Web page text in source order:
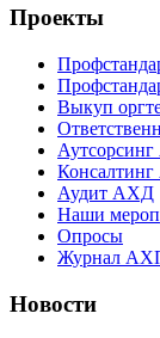
Проекты
Выкуп
Аудит АХД
Наши
Опросы
Журнал
Новости